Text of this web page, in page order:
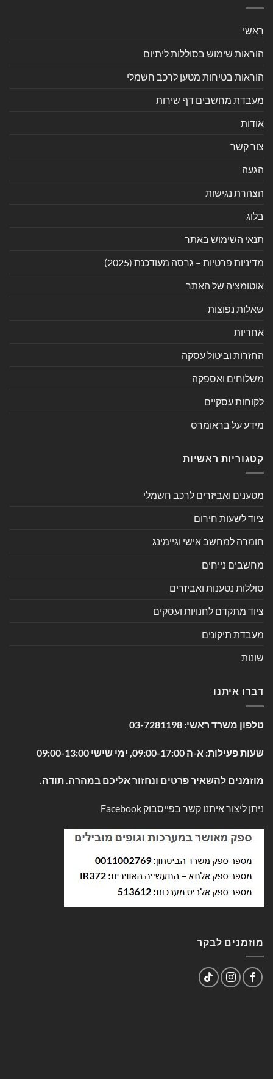
ראשי
הוראות שימוש בסוללות ליתיום
הוראות בטיחות מטען לרכב חשמלי
מעבדת מחשבים דף שירות
אודות
צור קשר
הגעה
הצהרת נגישות
בלוג
תנאי השימוש באתר
מדיניות פרטיות – גרסה מעודכנת (2025)
אוטומציה של האתר
שאלות נפוצות
אחריות
החזרות וביטול עסקה
משלוחים ואספקה
לקוחות עסקיים
מידע על בראומרס
קטגוריות ראשיות
מטענים ואביזרים לרכב חשמלי
ציוד לשעות חירום
חומרה למחשב אישי וגיימינג
מחשבים נייחים
סוללות נטענות ואביזרים
ציוד מתקדם לחנויות ועסקים
מעבדת תיקונים
שונות
דברו איתנו
טלפון משרד ראשי: 03-7281198
שעות פעילות: א-ה 09:00-17:00, ימי שישי 09:00-13:00
מוזמנים להשאיר פרטים ונחזור אליכם במהרה. תודה.
ניתן ליצור איתנו קשר בפייסבוק Facebook
מוזמנים לבקר